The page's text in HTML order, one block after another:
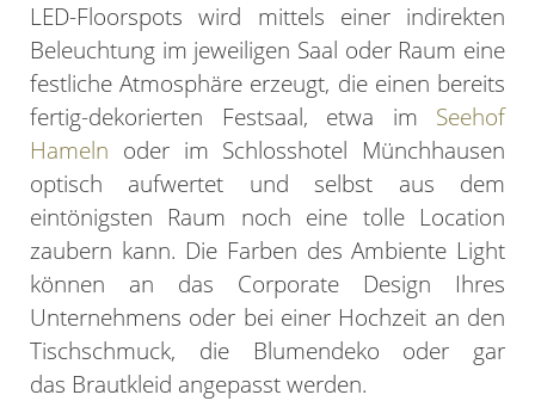
LED-Floorspots wird mittels einer indirekten
Beleuchtung im jeweiligen Saal oder Raum eine
festliche Atmosphäre erzeugt, die einen bereits
fertig-dekorierten Festsaal, etwa im Seehof
Hameln oder im Schlosshotel Münchhausen
optisch aufwertet und selbst aus dem
eintönigsten Raum noch eine tolle Location
zaubern kann. Die Farben des Ambiente Light
können an das Corporate Design Ihres
Unternehmens oder bei einer Hochzeit an den
Tischschmuck, die Blumendeko oder gar
das Brautkleid angepasst werden.